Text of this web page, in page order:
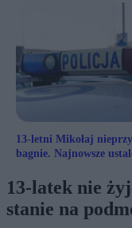
13-letni Mikołaj
bagnie. Najnowsze
13-latek nie
stanie na